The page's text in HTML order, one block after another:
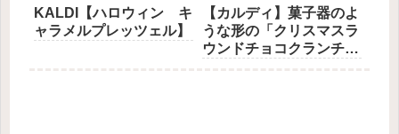
KALDI【ハロウィン キ
ャラメルプレッツェル】
【カルディ】菓子器のよ
うな形の「クリスマスラ
ウンドチョコクランチ